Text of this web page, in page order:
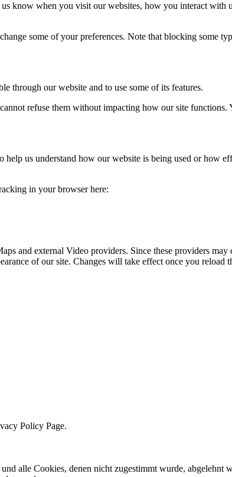
know when you visit our websites, how you interact
some of your preferences. Note that blocking some
through our website and to use some of its features.
refuse them without impacting how our site
us understand how our website is being used or how
in your browser here:
and external Video providers. Since these providers
of our site. Changes will take effect once you reload
Policy Page.
alle Cookies, denen nicht zugestimmt wurde,